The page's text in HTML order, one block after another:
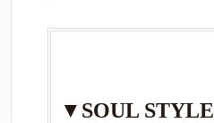
▼SOUL STYLE